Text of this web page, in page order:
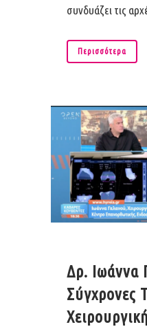
συνδυάζει τις
Περισσότερα
Δρ. Ιωάννα
Σύγχρονες